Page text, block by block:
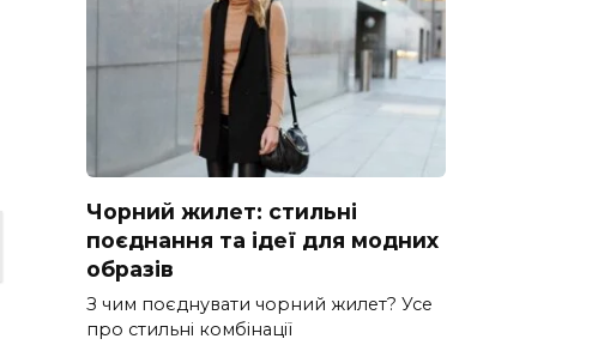
Чорний жилет: стильні
поєднання та ідеї для модних
образів
З чим поєднувати чорний жилет? Усе
про стильні комбінації